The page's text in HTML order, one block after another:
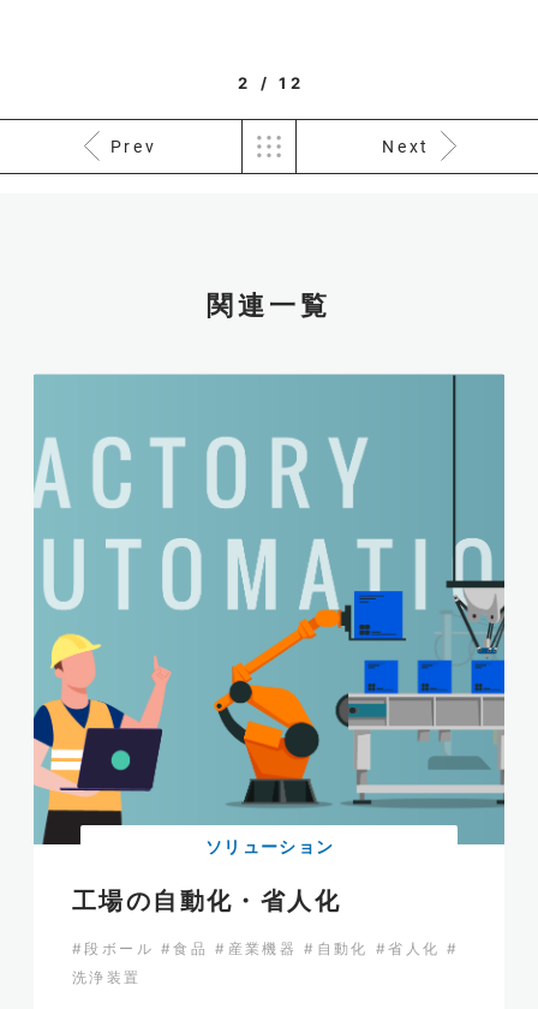
2 / 12
Prev Next
関連一覧
ソリューション
工場の自動化・省人化
#段ボール #食品 #産業機器 #自動化 #省人化 #
洗浄装置